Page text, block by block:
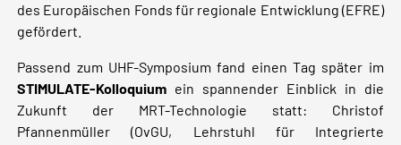
des Europäischen Fonds für regionale Entwicklung (EFRE)
gefördert.
Passend zum UHF-Symposium fand einen Tag später im
STIMULATE-Kolloquium ein spannender Einblick in die
Zukunft der MRT-Technologie statt: Christof
Pfannenmüller (OvGU, Lehrstuhl für Integrierte